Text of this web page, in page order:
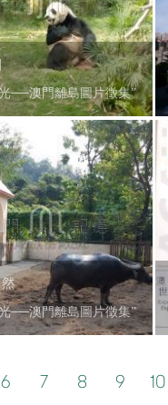
──澳門離島圖片徵集”
──澳門離島圖片徵集”
6 7 8 9 10